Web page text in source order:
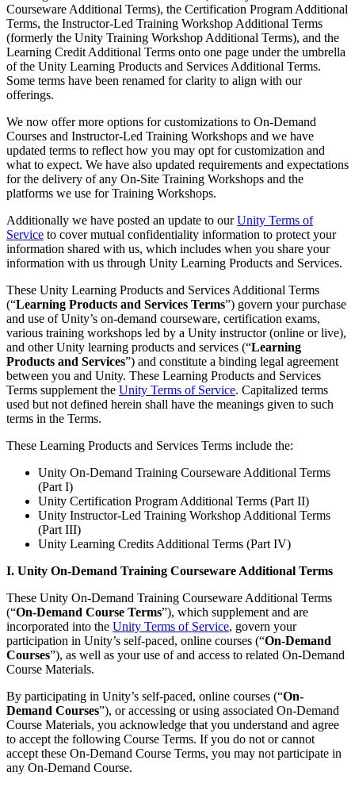
LiveOps
Perspectivas post-lanzamiento y operaciones de juego en vivo
Expande
Adquisición de usuarios
Compras dentro de la aplicación
Gestionar las IAP dentro de la aplicación en tiendas físicas y en el
canal directo al consumidor (D2C).
Conecta a los jugadores con los juegos adecuados
Publicitar con Unity
Monetizar con Unity
Casos de uso
Crea y expande éxitos móviles con Unity
Juegos independientes
Lanza grandes juegos con equipos pequeños
Juegos XR
Lanza juegos XR en múltiples plataformas
Juegos multijugador
Simplifica el desarrollo de juegos multijugador
Venta minorista
Transforma las experiencias en tienda en experiencias en línea
Industria automotriz
Impulsar la innovación y las experiencias en el automóvil
Información útil
Casos de estudio
Historias de éxito en el mundo real
Guías de mejores prácticas
Demostraciones
Demostraciones, muestras y bloques de construcción
Todos los recursos
Novedades
Blog
Actualizaciones, información y consejos técnicos
Novedades
Únete a desarrolladores, creadores e insiders
Premios Unity
Celebrando a los creadores de Unity en todo el mundo
Guías prácticas
Consejos prácticos y mejores prácticas
Educación
Para estudiantes
Para docentes
Potencia tu enseñanza
Licencia gratuita para fines educativos
Certificaciones
Demuestra tu dominio de Unity
Courseware Additional Terms), the Certification Program Additional
Terms, the Instructor-Led Training Workshop Additional Terms
(formerly the Unity Training Workshop Additional Terms), and the
Learning Credit Additional Terms onto one page under the umbrella
of the Unity Learning Products and Services Additional Terms.
Some terms have been renamed for clarity to align with our
offerings.
We now offer more options for customizations to On-Demand
Courses and Instructor-Led Training Workshops and we have
updated terms to reflect how you may opt for customization and
what to expect. We have also updated requirements and expectations
for the delivery of any On-Site Training Workshops and the
platforms we use for Training Workshops.
Additionally we have posted an update to ourUnity Terms of
Service to cover mutual confidentiality information to protect your
information shared with us, which includes when you share your
information with us through Unity Learning Products and Services.
These Unity Learning Products and Services Additional Terms
(“Learning Products and Services Terms”) govern your purchase
and use of Unity’s on-demand courseware, certification exams,
various training workshops led by a Unity instructor (online or live),
and other Unity learning products and services (“Learning
Products and Services”) and constitute a binding legal agreement
between you and Unity. These Learning Products and Services
Terms supplement the Unity Terms of Service. Capitalized terms
used but not defined herein shall have the meanings given to such
terms in the Terms.
These Learning Products and Services Terms include the:
Unity On-Demand Training Courseware Additional Terms
(Part I)
Unity Certification Program Additional Terms (Part II)
Unity Instructor-Led Training Workshop Additional Terms
(Part III)
Unity Learning Credits Additional Terms (Part IV)
I. Unity On-Demand Training Courseware Additional Terms
These Unity On-Demand Training Courseware Additional Terms
(“On-Demand Course Terms”), which supplement and are
incorporated into the Unity Terms of Service, govern your
participation in Unity’s self-paced, online courses (“On-Demand
Courses”), as well as your use of and access to related On-Demand
Course Materials.
By participating in Unity’s self-paced, online courses (“On-
Demand Courses”), or accessing or using associated On-Demand
Course Materials, you acknowledge that you understand and agree
to accept the following Course Terms. If you do not or cannot
accept these On-Demand Course Terms, you may not participate in
any On-Demand Course.